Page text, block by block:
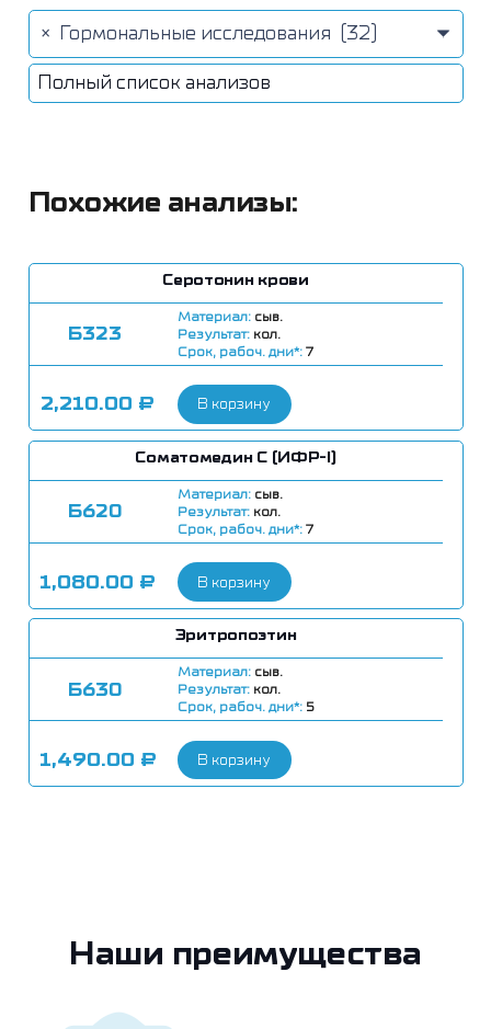
× Гормональные исследования (32)
Полный список анализов
Похожие анализы:
Серотонин крови
Б323
Материал: сыв.
Результат: кол.
Срок, рабоч. дни*:7
2,210.00 ₽ В корзину
Соматомедин С (ИФР-I)
Б620
Материал: сыв.
Результат: кол.
Срок, рабоч. дни*:7
1,080.00 ₽ В корзину
Эритропоэтин
Б630
Материал: сыв.
Результат: кол.
Срок, рабоч. дни*: 5
1,490.00 ₽ В корзину
Наши преимущества